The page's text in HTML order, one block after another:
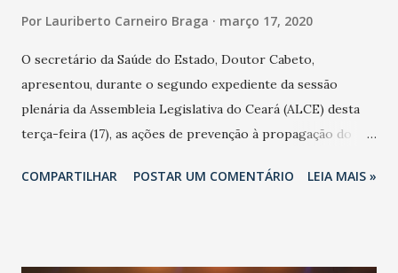
Por Lauriberto Carneiro Braga março 17, 2020
O secretário da Saúde do Estado, Doutor Cabeto,
apresentou, durante o segundo expediente da sessão
plenária da Assembleia Legislativa do Ceará (ALCE) desta
terça-feira (17), as ações de prevenção à propagação do
adotadas pelo Governo do Estado na contenção da
COMPARTILHAR POSTAR UM COMENTÁRIO LEIA MAIS »